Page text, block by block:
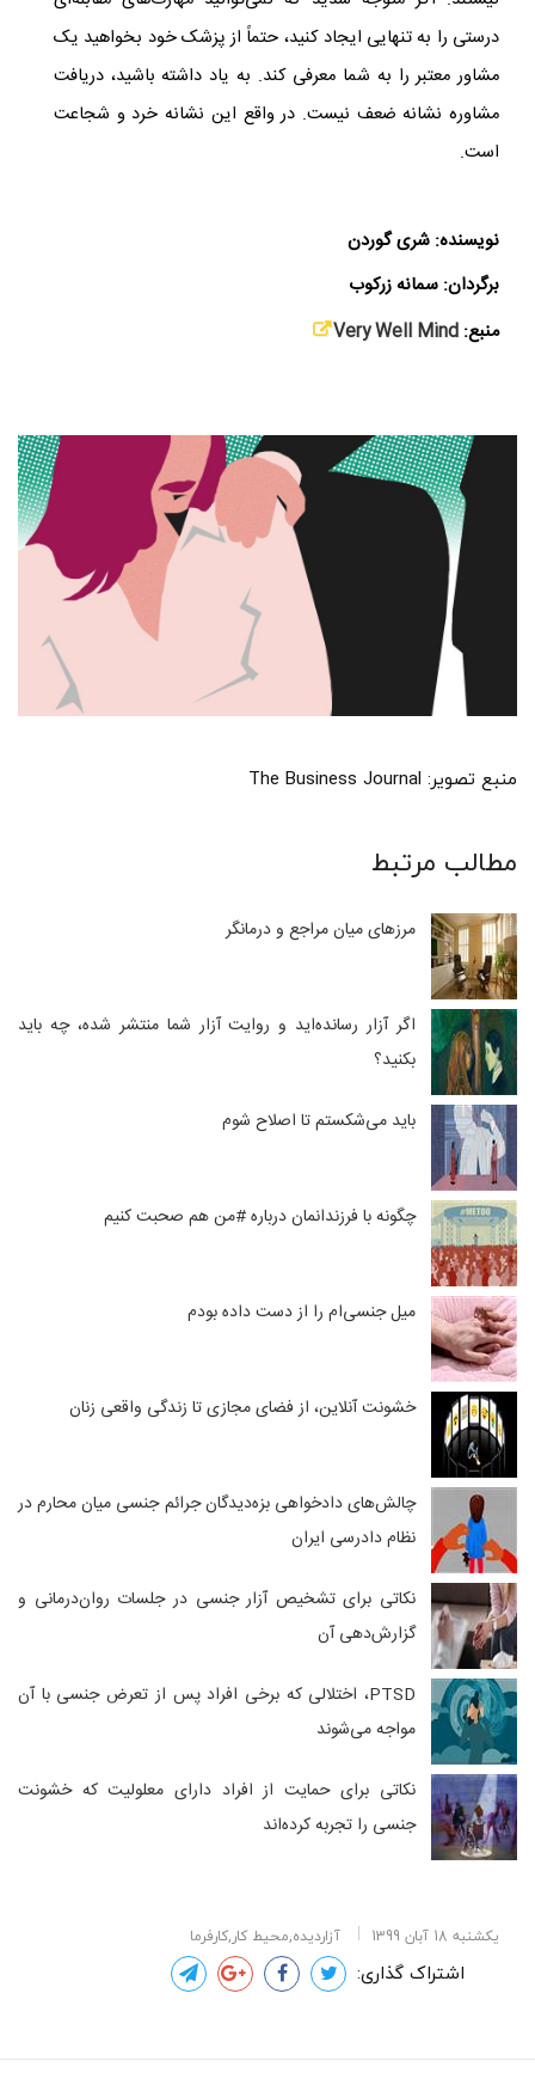
درستی را به تنهایی ایجاد کنید، حتماً از پزشک خود بخواهید یک
مشاور معتبر را به شما معرفی کند. به یاد داشته باشید، دریافت
مشاوره نشانه ضعف نیست. در واقع این نشانه خرد و شجاعت
است.
نویسنده: شری گوردن
برگردان: سمانه زرکوب
منبع: Very Well Mind
منبع تصویر: The Business Journal
مطالب مرتبط
مرزهای میان مراجع و درمانگر
اگر آزار رسانده‌اید و روایت آزار شما منتشر شده، چه باید
بکنید؟
باید می‌شکستم تا اصلاح شوم
چگونه با فرزندانمان درباره #من هم صحبت کنیم
میل جنسی‌ام را از دست داده بودم
خشونت آنلاین، از فضای مجازی تا زندگی واقعی زنان
چالش‌های دادخواهی بزه‌دیدگان جرائم جنسی میان محارم در
نظام دادرسی ایران
نکاتی برای تشخیص آزار جنسی در جلسات روان‌درمانی و
گزارش‌دهی آن
PTSD، اختلالی که برخی افراد پس از تعرض جنسی با آن
مواجه می‌شوند
نکاتی برای حمایت از افراد دارای معلولیت که خشونت
جنسی را تجربه کرده‌اند
یکشنبه 18 آبان 1399 آزاردیده,محیط کار,کارفرما
اشتراک گذاری: